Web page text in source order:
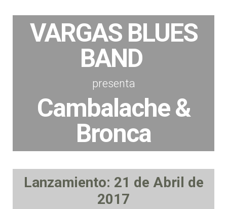
VARGAS BLUES
BAND
presenta
Cambalache &
Bronca
Lanzamiento: 21 de Abril de
2017